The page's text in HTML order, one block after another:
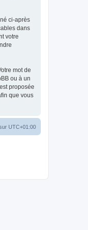
ci-après
dans
votre
mot de
ou à un
proposée
que vous
UTC+01:00